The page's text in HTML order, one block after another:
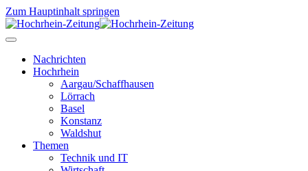
Zum Hauptinhalt springen
Nachrichten
Hochrhein
Aargau/Schaffhausen
Lörrach
Basel
Konstanz
Waldshut
Themen
Technik und IT